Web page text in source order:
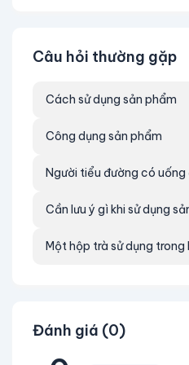
Hướng dẫn bảo quản
Bảo quản nơi khô ráo,
Thời hạn sử dụng: 24
NSX & HSD: In trên nắp
Câu hỏi thường gặp
Cách sử dụng sản phẩm
Công dụng sản phẩm
Người tiểu đường có uống
Cần lưu ý gì khi sử dụng
Một hộp trà sử dụng trong
Đánh giá (0)